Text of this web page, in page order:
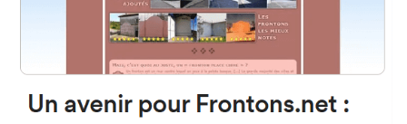
FRONTONS.NET
RECHERCHER UN FRONTON
PROPOSER UN FRONTON